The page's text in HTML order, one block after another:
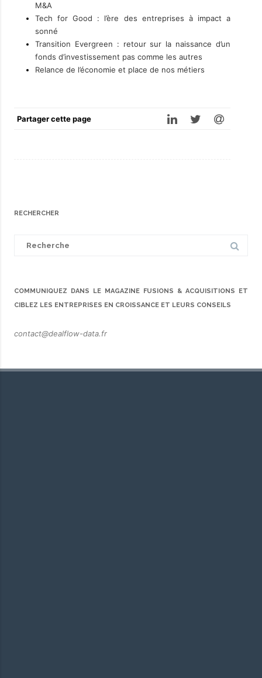
M&A
Tech for Good : l’ère des entreprises à impact a
sonné
Transition Evergreen : retour sur la naissance d’un
fonds d’investissement pas comme les autres
Relance de l’économie et place de nos métiers
Partager cette page
RECHERCHER
COMMUNIQUEZ DANS LE MAGAZINE FUSIONS & ACQUISITIONS ET
CIBLEZ LES ENTREPRISES EN CROISSANCE ET LEURS CONSEILS
contact@dealflow-data.fr